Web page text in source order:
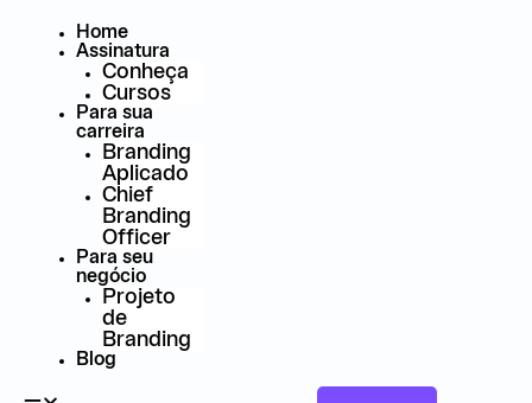
Home
Assinatura
Conheça
Cursos
Para sua
carreira
Branding
Aplicado
Chief
Branding
Officer
Para seu
negócio
Projeto
de
Branding
Blog